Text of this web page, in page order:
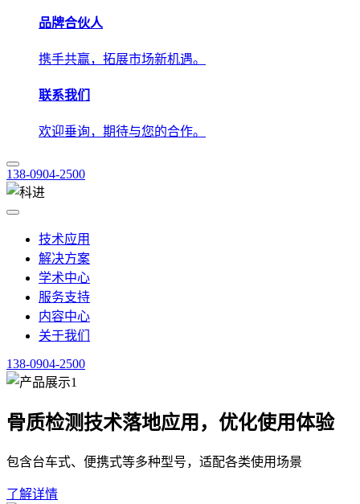
品牌合伙人
携手共赢，拓展市场新机遇。
联系我们
欢迎垂询，期待与您的合作。
138-0904-2500
技术应用
解决方案
学术中心
服务支持
内容中心
关于我们
138-0904-2500
骨质检测技术落地应用，优化使用体验
包含台车式、便携式等多种型号，适配各类使用场景
了解详情